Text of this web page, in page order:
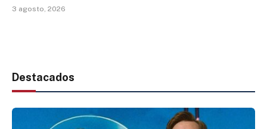
3 agosto, 2026
Destacados